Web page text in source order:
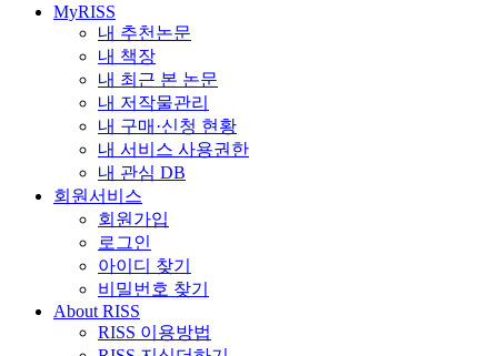
MyRISS
내 추천논문
내 책장
내 최근 본 논문
내 저작물관리
내 구매·신청 현황
내 서비스 사용권한
내 관심 DB
회원서비스
회원가입
로그인
아이디 찾기
비밀번호 찾기
About RISS
RISS 이용방법